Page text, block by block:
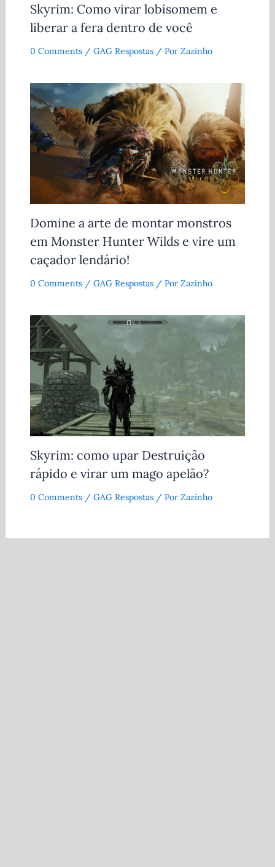
Skyrim: Como virar lobisomem e
liberar a fera dentro de você
0 Comments / GAG Respostas/ Por Zazinho
Domine a arte de montar monstros
em Monster Hunter Wilds e vire um
caçador lendário!
0 Comments / GAG Respostas/ Por Zazinho
Skyrim: como upar Destruição
rápido e virar um mago apelão?
0 Comments / GAG Respostas/ Por Zazinho